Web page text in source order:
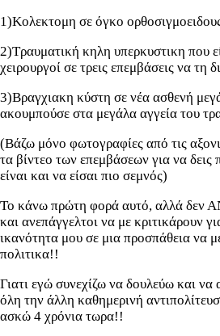
1)Κολεκτομη σε όγκο
2)Τραυματική κηλη υπερκυστικη που
χειρουργοί σε τρεις επεμβάσεις να
3)Βραγχιακη κύστη σε νέα ασθενή
ακουμπούσε στα μεγάλα αγγεία του
(Βάζω μόνο φωτογραφίες από τις
τα βίντεο των επεμβάσεων για να
είναι και να είσαι πιο σεμνός)
Το κάνω πρώτη φορά αυτό, αλλά δεν
και ανεπάγγελτοι να με κριτικάρουν
ικανότητα μου σε μια προσπάθεια να
πολιτικα!!
Γιατι εγώ συνεχίζω να δουλεύω και
όλη την άλλη καθημερινή
ασκώ 4 χρόνια τωρα!!